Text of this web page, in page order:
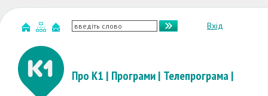
Вхід
Про К1 | Програми| Телепрограма|